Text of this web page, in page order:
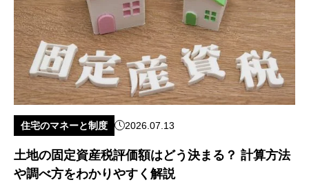
住宅のマネーと制度 2026.07.13
土地の固定資産税評価額はどう決まる？ 計算方法
や調べ方をわかりやすく解説